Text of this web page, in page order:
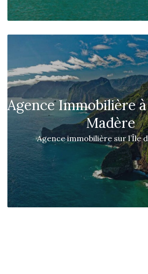
Agence Immobilière
Madère
Agence immobilière sur l’Île